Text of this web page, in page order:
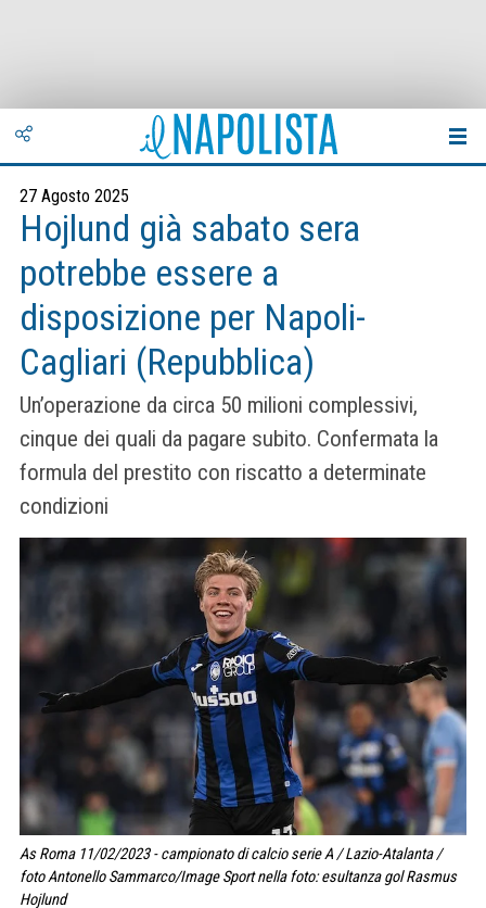
27 Agosto 2025
Hojlund già sabato sera
potrebbe essere a
disposizione per Napoli-
Cagliari (Repubblica)
Un’operazione da circa 50 milioni complessivi,
cinque dei quali da pagare subito. Confermata la
formula del prestito con riscatto a determinate
condizioni
As Roma 11/02/2023 - campionato di calcio serie A / Lazio-Atalanta /
foto Antonello Sammarco/Image Sport nella foto: esultanza gol Rasmus
Hojlund